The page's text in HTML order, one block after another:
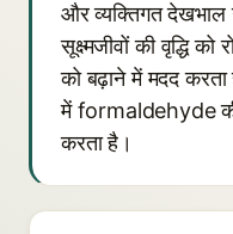
और व्यक्तिगत देखभाल
सूक्ष्मजीवों की वृद्धि
को बढ़ाने में मदद
में formaldehyde
करता है।